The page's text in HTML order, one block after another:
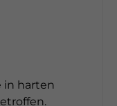
in harten